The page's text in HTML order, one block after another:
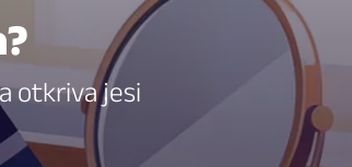
otkriva jesi